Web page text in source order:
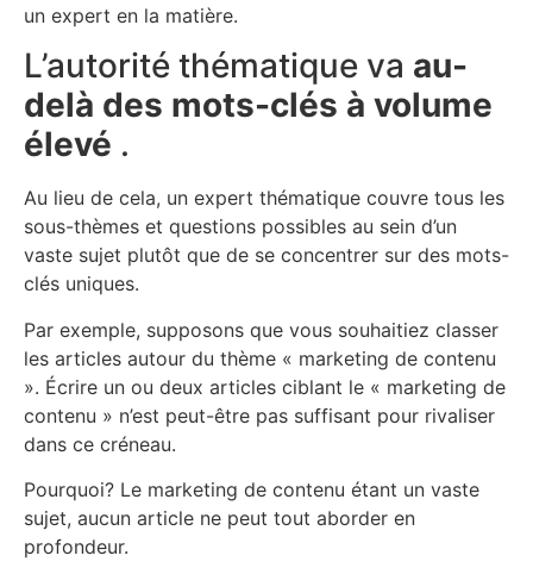
un expert en la matière.
L’autorité thématique va au-
delà des mots-clés à volume
élevé .
Au lieu de cela, un expert thématique couvre tous les
sous-thèmes et questions possibles au sein d’un
vaste sujet plutôt que de se concentrer sur des mots-
clés uniques.
Par exemple, supposons que vous souhaitiez classer
les articles autour du thème « marketing de contenu
». Écrire un ou deux articles ciblant le « marketing de
contenu » n’est peut-être pas suffisant pour rivaliser
dans ce créneau.
Pourquoi? Le marketing de contenu étant un vaste
sujet, aucun article ne peut tout aborder en
profondeur.